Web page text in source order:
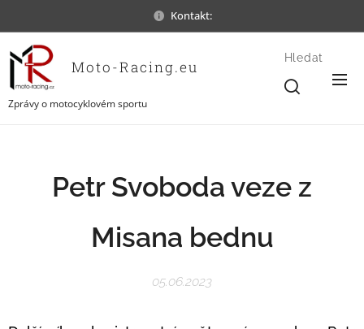
Kontakt:
Moto-Racing.eu
Zprávy o motocyklovém sportu
Hledat
Petr Svoboda veze z
Misana bednu
05.06.2023